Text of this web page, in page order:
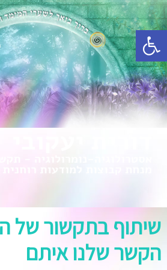
פתח סרגל נגישות
שיתוף בתקשור של
הקשר שלנו איתם